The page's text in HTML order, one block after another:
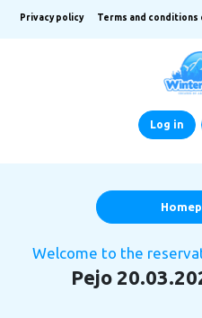
Privacy policy Terms and
Log in
Welcome to the
Pejo